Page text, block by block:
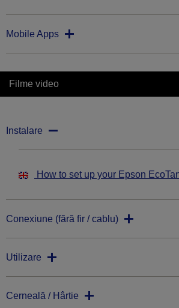
Mobile Apps
Filme video
Instalare
How to set up your Epson
Conexiune (fără fir / cablu)
Utilizare
Cerneală / Hârtie